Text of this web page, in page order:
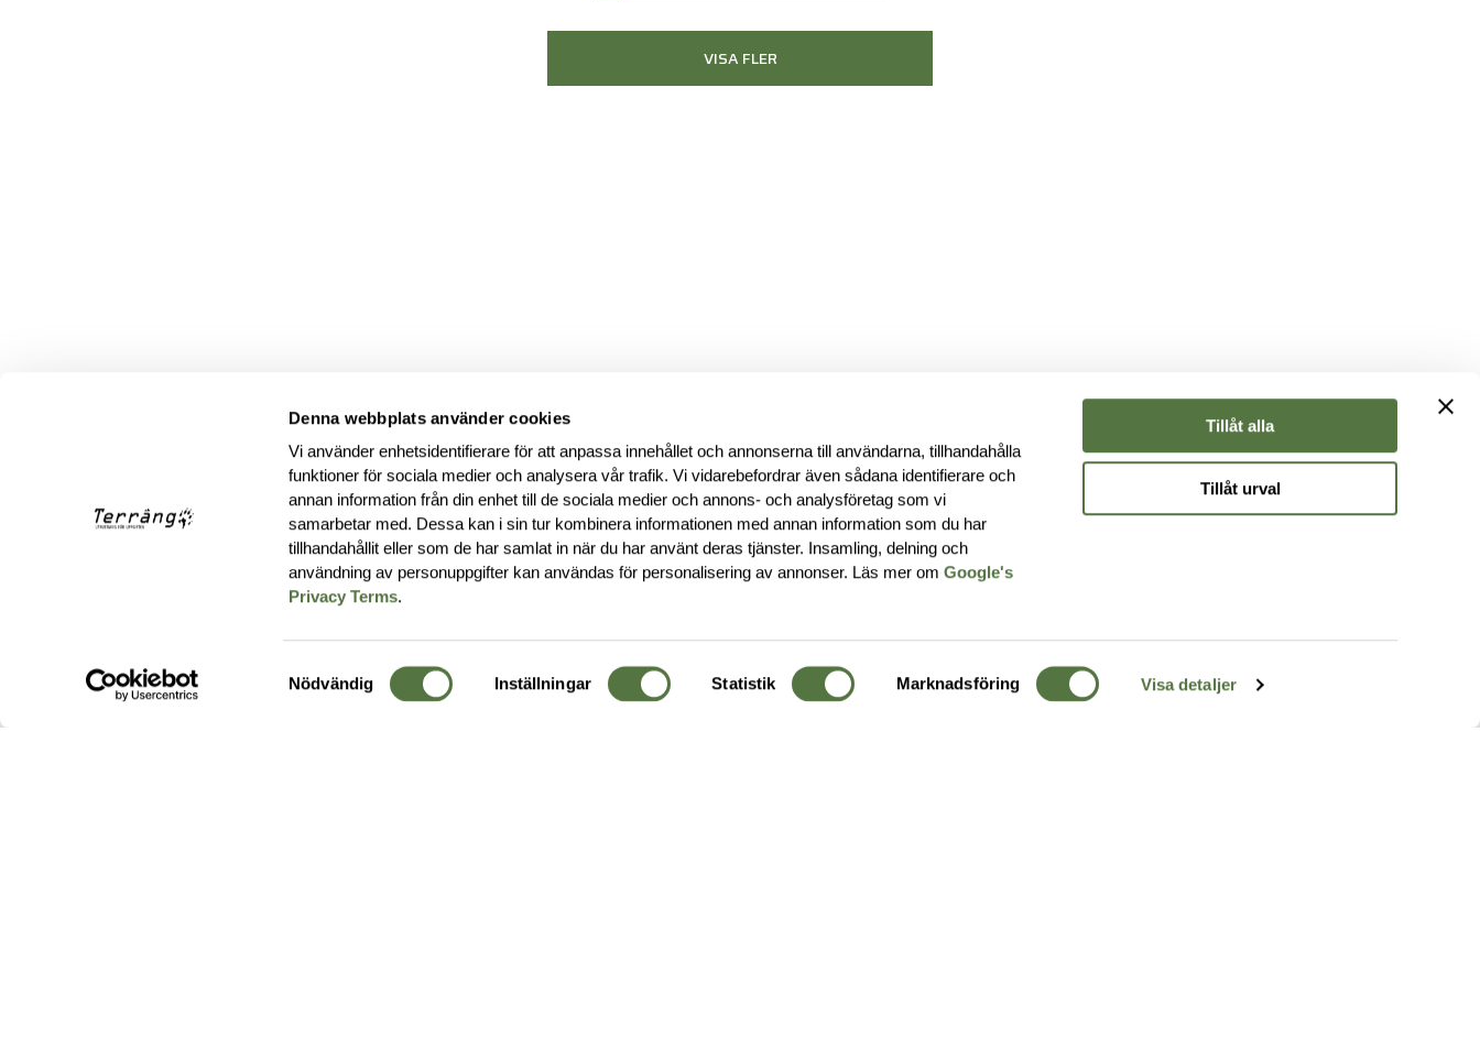
Denna webbplats använder cookies
Vi använder enhetsidentifierare för att anpassa innehållet och annonserna till användarna, tillhandahålla
funktioner för sociala medier och analysera vår trafik. Vi vidarebefordrar även sådana identifierare och
annan information från din enhet till de sociala medier och annons- och analysföretag som vi
samarbetar med. Dessa kan i sin tur kombinera informationen med annan information som du har
tillhandahållit eller som de har samlat in när du har använt deras tjänster. Insamling, delning och
användning av personuppgifter kan användas för personalisering av annonser. Läs mer omGoogle's
Privacy Terms.
Samtyckesval
Nödvändig Inställningar Statistik Marknadsföring Visa detaljer
Tillåt alla
Tillåt urval
VISA FLER